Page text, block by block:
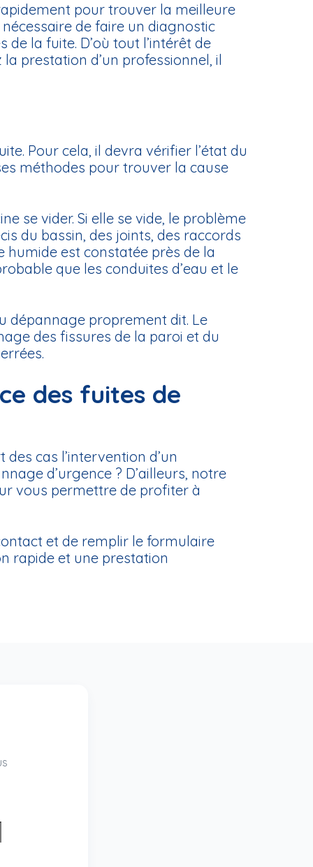
pour trouver la meilleure
de faire un diagnostic
la fuite. D’où tout l’intérêt de
prestation d’un professionnel, il
Pour cela, il devra vérifier l’état du
méthodes pour trouver la cause
se vider. Si elle se vide, le problème
du bassin, des joints, des raccords
humide est constatée près de la
que les conduites d’eau et le
dépannage proprement dit. Le
des fissures de la paroi et du
des fuites de
cas l’intervention d’un
d’urgence ? D’ailleurs, notre
vous permettre de profiter à
et de remplir le formulaire
rapide et une prestation